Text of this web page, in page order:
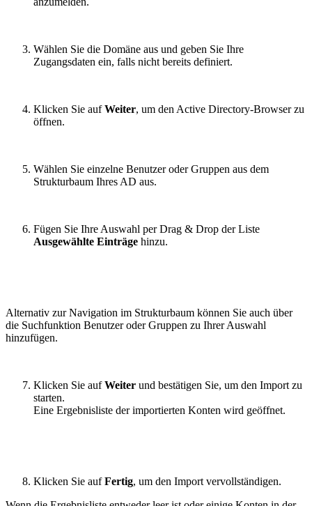
Wählen Sie die Domäne aus und geben Sie Ihre
Zugangsdaten ein, falls nicht bereits definiert.
Klicken Sie aufWeiter, um den Active Directory-Browser zu
öffnen.
Wählen Sie einzelne Benutzer oder Gruppen aus dem
Strukturbaum Ihres AD aus.
Fügen Sie Ihre Auswahl per Drag & Drop der Liste
Ausgewählte Einträge hinzu.
Alternativ zur Navigation im Strukturbaum können Sie auch über
die Suchfunktion Benutzer oder Gruppen zu Ihrer Auswahl
hinzufügen.
Klicken Sie aufWeiter und bestätigen Sie, um den Import zu
starten.
Eine Ergebnisliste der importierten Konten wird geöffnet.
Klicken Sie aufFertig, um den Import vervollständigen.